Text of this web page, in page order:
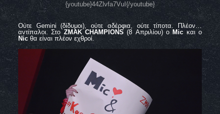
{youtube}44Zlvfa7VuI{/youtube}
Ούτε Gemini (δίδυμοι), ούτε αδέρφια, ούτε τίποτα. Πλέον…
αντίπαλοι. Στο ZMAK CHAMPIONS(8 Απριλίου)oMic και ο
Nic θα είναι πλέον εχθροί.